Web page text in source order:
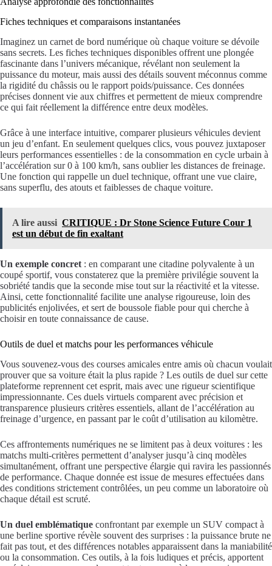
Fiches techniques et comparaisons instantanées
Imaginez un carnet de bord numérique où chaque voiture se dévoile
sans secrets. Les fiches techniques disponibles offrent une plongée
fascinante dans l’univers mécanique, révélant non seulement la
puissance du moteur, mais aussi des détails souvent méconnus comme
la rigidité du châssis ou le rapport poids/puissance. Ces données
précises donnent vie aux chiffres et permettent de mieux comprendre
ce qui fait réellement la différence entre deux modèles.
Grâce à une interface intuitive, comparer plusieurs véhicules devient
un jeu d’enfant. En seulement quelques clics, vous pouvez juxtaposer
leurs performances essentielles : de la consommation en cycle urbain à
l’accélération sur 0 à 100 km/h, sans oublier les distances de freinage.
Une fonction qui rappelle un duel technique, offrant une vue claire,
sans superflu, des atouts et faiblesses de chaque voiture.
A lire aussi CRITIQUE : Dr Stone Science Future Cour 1
est un début de fin exaltant
Un exemple concret : en comparant une citadine polyvalente à un
coupé sportif, vous constaterez que la première privilégie souvent la
sobriété tandis que la seconde mise tout sur la réactivité et la vitesse.
Ainsi, cette fonctionnalité facilite une analyse rigoureuse, loin des
publicités enjolivées, et sert de boussole fiable pour qui cherche à
choisir en toute connaissance de cause.
Outils de duel et matchs pour les performances véhicule
Vous souvenez-vous des courses amicales entre amis où chacun voulait
prouver que sa voiture était la plus rapide ? Les outils de duel sur cette
plateforme reprennent cet esprit, mais avec une rigueur scientifique
impressionnante. Ces duels virtuels comparent avec précision et
transparence plusieurs critères essentiels, allant de l’accélération au
freinage d’urgence, en passant par le coût d’utilisation au kilomètre.
Ces affrontements numériques ne se limitent pas à deux voitures : les
matchs multi-critères permettent d’analyser jusqu’à cinq modèles
simultanément, offrant une perspective élargie qui ravira les passionnés
de performance. Chaque donnée est issue de mesures effectuées dans
des conditions strictement contrôlées, un peu comme un laboratoire où
chaque détail est scruté.
Un duel emblématique confrontant par exemple un SUV compact à
une berline sportive révèle souvent des surprises : la puissance brute ne
fait pas tout, et des différences notables apparaissent dans la maniabilité
ou la consommation. Ces outils, à la fois ludiques et précis, apportent